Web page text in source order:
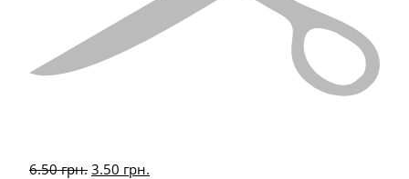
6.50грн. 3.50 грн.